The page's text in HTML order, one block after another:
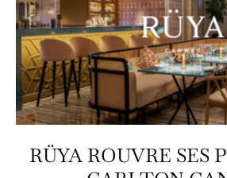
RÜYA ROUVRE SES